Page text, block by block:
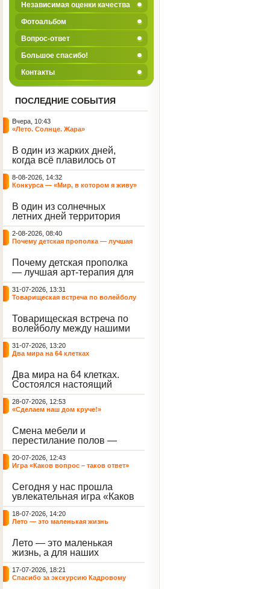
Независимая оценки качества
Фотоальбом
Вопрос-ответ
Большое спасибо!
Контакты
ПОСЛЕДНИЕ СОБЫТИЯ
Вчера, 10:43
«Лето. Солнце. Жара»
В один из жарких дней,
когда всё плавилось от
зноя, территория нашего
центра наполнилась
смехом, музыкой и
духотища не испортили
нам игровую программу
под названием «Лето.
Солнце. Жара», а
наоборот стали
источником для отличного
настроения.
8-08-2026, 14:32
Конкурса — «Мир, в котором я живу»
В один из солнечных
летних дней территория
нашего Центра
превратилась в настоящую
картинную галерею под
Воспитанники с азартом
взялись за цветные мелки,
чтобы подарить
асфальтированным
дорожкам яркие краски
лета.
2-08-2026, 08:40
Почему детская прополка — лучшая
Почему детская прополка
— лучшая арт-терапия для
воспитателя?
31-07-2026, 13:31
Товарищеская встреча по волейболу
Товарищеская встреча по
волейболу между нашими
воспитанниками и
сельскими ребятами.
31-07-2026, 13:20
Два мира на 64 клетках
Два мира на 64 клетках.
Состоялся настоящий
интеллектуальный
праздник — турнир по
шахматам и шашкам.
небывалый ажиотаж среди
воспитанников, превратив
тихие залы центра в арену
напряжённых поединков,
громких аплодисментов и
жарких обсуждений.
28-07-2026, 12:53
«Сделаем наш дом круче!»
Смена мебели и
перестилание полов —
дело рук профессионалов.
А вот создание настоящего
домашнего уюта — задача
этой неделе ребята взяли
инициативу в свои руки и
устроили масштабную
генеральную уборку
жилого корпуса.
20-07-2026, 12:43
Игра «Каков вопрос – таков ответ»
Сегодня у нас прошла
увлекательная игра «Каков
вопрос – таков ответ»,
которая собрала самых
любознательных
игры выступил наш
воспитанник - Константин
Н., который по праву носит
звание самого читающего
и эрудированного
18-07-2026, 14:20
Лето — это маленькая жизнь
Лето — это маленькая
жизнь, а для наших
воспитанниц оно
наполнено открытиями. В
один из теплых дней мы
17-07-2026, 18:21
Спасибо за экскурсию Кадровому